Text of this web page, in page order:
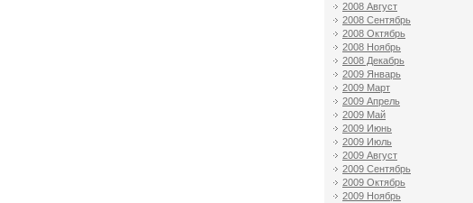
2008 Август
2008 Сентябрь
2008 Октябрь
2008 Ноябрь
2008 Декабрь
2009 Январь
2009 Март
2009 Апрель
2009 Май
2009 Июнь
2009 Июль
2009 Август
2009 Сентябрь
2009 Октябрь
2009 Ноябрь